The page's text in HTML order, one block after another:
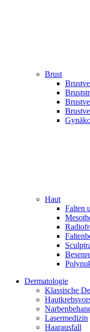
Brust
Haut
Falten
Dermatologie
Klassische
Laser­medizin
Haarausfall